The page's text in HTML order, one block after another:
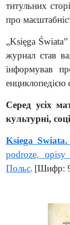
титульних
про
„Księga Świata”
журнал став
інформував
енциклопедією
Серед усіх
культурні,
Ksiega
podroze,
Польс. [Шифр: